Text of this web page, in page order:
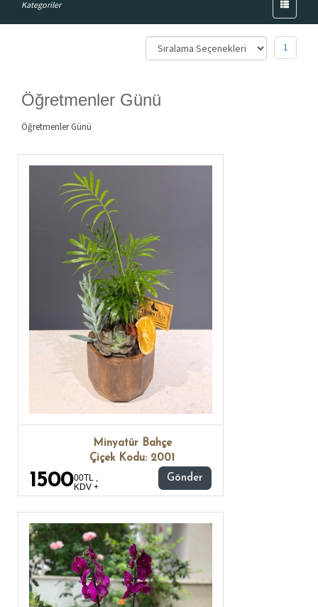
Menü
Kategoriler
1
Öğretmenler Günü
Öğretmenler Günü
Minyatür Bahçe
Çiçek Kodu: 2001
150000TL ,
KDV +
Gönder